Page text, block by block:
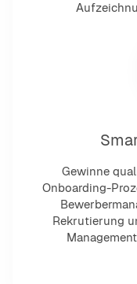
Gewinne
Onboarding-
Rekrutierung